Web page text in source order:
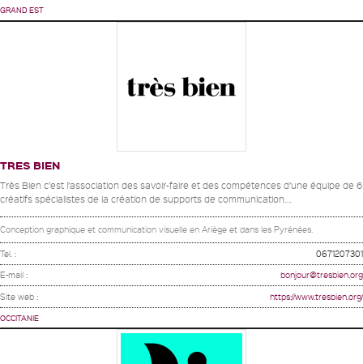
GRAND EST
TRES BIEN
Très Bien c’est l’association des savoir-faire et des compétences d’une équipe de 6
créatifs spécialistes de la création de supports de communication...
Conception graphique et communication visuelle en Ariège et dans les Pyrénées.
Tel. : 0671207301
E-mail : bonjour@tresbien.org
Site web : https://www.tresbien.org/
OCCITANIE